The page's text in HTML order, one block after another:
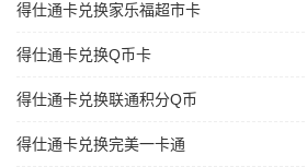
得仕通卡兑换家乐福超市卡
得仕通卡兑换Q币卡
得仕通卡兑换联通积分Q币
得仕通卡兑换完美一卡通